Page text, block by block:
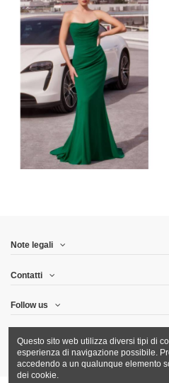
Note legali
Contatti
Follow us
Questo sito web utilizza diversi tipi di
esperienza di navigazione possibile.
accedendo a un qualunque elemento
dei cookie.